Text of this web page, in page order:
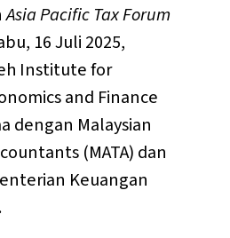
Asia Pacific Tax Forum
16 Juli 2025,
Institute for
and Finance
dengan Malaysian
(MATA) dan
Keuangan